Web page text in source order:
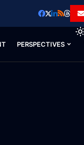
PERSPECTIVES